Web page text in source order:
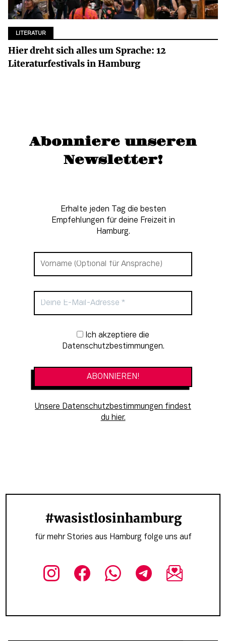
LITERATUR
Hier dreht sich alles um Sprache: 12
Literaturfestivals in Hamburg
Abonniere unseren
Newsletter!
Erhalte jeden Tag die besten
Empfehlungen für deine Freizeit in
Hamburg.
Newsletter-Anmeldung
Datenschutzbestimmungen.
Unsere Datenschutzbestimmungen findest
du hier.
#wasistlosinhamburg
für mehr Stories aus Hamburg folge uns auf